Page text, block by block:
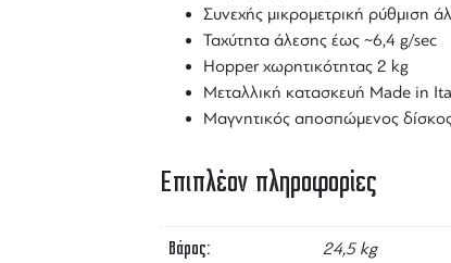
Συνεχής μικρομετρική ρύθμιση
Ταχύτητα άλεσης έως ~6,4 g/sec
Hopper χωρητικότητας 2 kg
Μεταλλική κατασκευή Made in
Μαγνητικός αποσπώμενος
Επιπλέον πληροφορίες
Βάρος 24,5 kg